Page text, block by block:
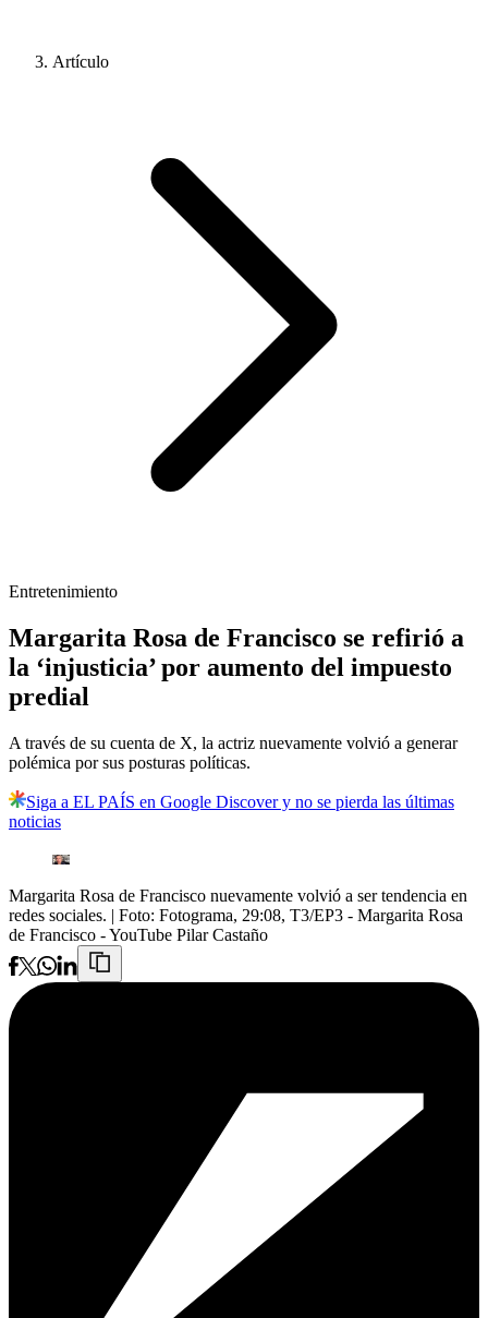
Artículo
Entretenimiento
Margarita Rosa de Francisco se refirió a
la ‘injusticia’ por aumento del impuesto
predial
A través de su cuenta de X, la actriz nuevamente volvió a generar
polémica por sus posturas políticas.
Siga a EL PAÍS en Google Discover y no se pierda las últimas
noticias
Margarita Rosa de Francisco nuevamente volvió a ser tendencia en
redes sociales. | Foto: Fotograma, 29:08, T3/EP3 - Margarita Rosa
de Francisco - YouTube Pilar Castaño